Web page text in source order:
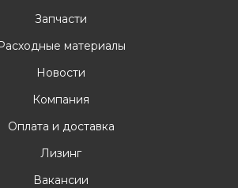
Запчасти
материалы
Новости
Компания
Оплата и доставка
Лизинг
Вакансии